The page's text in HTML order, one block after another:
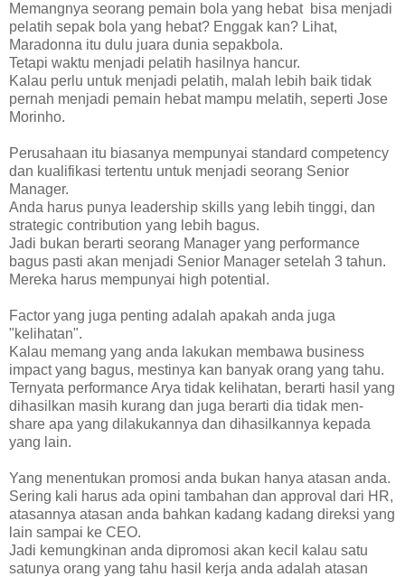
Memangnya seorang pemain bola yang hebat bisa menjadi
pelatih sepak bola yang hebat? Enggak kan? Lihat,
Maradonna itu dulu juara dunia sepakbola.
Tetapi waktu menjadi pelatih hasilnya hancur.
Kalau perlu untuk menjadi pelatih, malah lebih baik tidak
pernah menjadi pemain hebat mampu melatih, seperti Jose
Morinho.
Perusahaan itu biasanya mempunyai standard competency
dan kualifikasi tertentu untuk menjadi seorang Senior
Manager.
Anda harus punya leadership skills yang lebih tinggi, dan
strategic contribution yang lebih bagus.
Jadi bukan berarti seorang Manager yang performance
bagus pasti akan menjadi Senior Manager setelah 3 tahun.
Mereka harus mempunyai high potential.
Factor yang juga penting adalah apakah anda juga
"kelihatan".
Kalau memang yang anda lakukan membawa business
impact yang bagus, mestinya kan banyak orang yang tahu.
Ternyata performance Arya tidak kelihatan, berarti hasil yang
dihasilkan masih kurang dan juga berarti dia tidak men-
share apa yang dilakukannya dan dihasilkannya kepada
yang lain.
Yang menentukan promosi anda bukan hanya atasan anda.
Sering kali harus ada opini tambahan dan approval dari HR,
atasannya atasan anda bahkan kadang kadang direksi yang
lain sampai ke CEO.
Jadi kemungkinan anda dipromosi akan kecil kalau satu
satunya orang yang tahu hasil kerja anda adalah atasan